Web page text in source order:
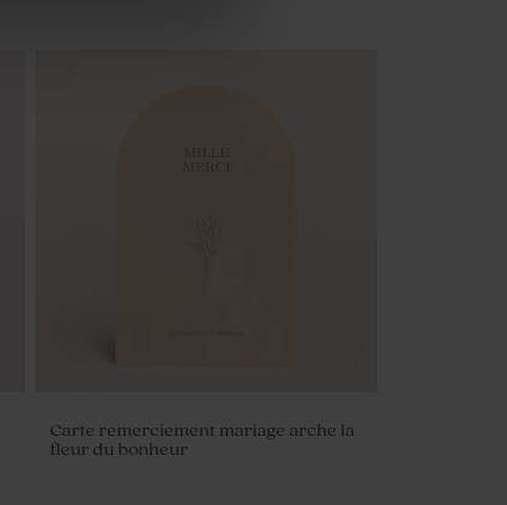
Faire-part mariage douce annonce
Carte remerciement mariage arche la
fleur du bonheur